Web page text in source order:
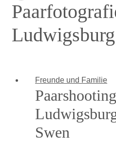
Ludwigsburg
Freunde und Familie
Paarshooting
Swen